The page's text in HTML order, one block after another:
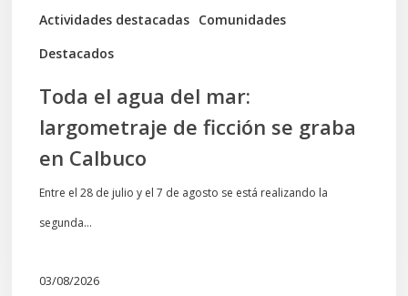
Actividades destacadas Comunidades
Destacados
graba
Toda el agua del mar:
largometraje de ficción se graba
en Calbuco
Entre el 28 de julio y el 7 de agosto se está realizando la
segunda…
03/08/2026